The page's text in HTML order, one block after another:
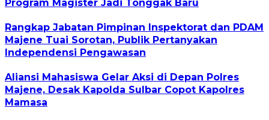
Program Magister Jadi Tonggak Baru
Rangkap Jabatan Pimpinan Inspektorat dan PDAM
Majene Tuai Sorotan, Publik Pertanyakan
Independensi Pengawasan
Aliansi Mahasiswa Gelar Aksi di Depan Polres
Majene, Desak Kapolda Sulbar Copot Kapolres
Mamasa